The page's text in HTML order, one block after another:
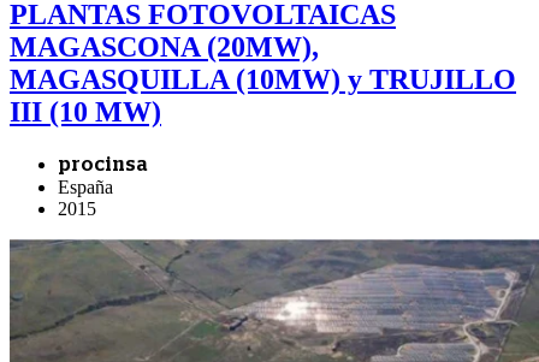
PLANTAS FOTOVOLTAICAS
MAGASCONA (20MW),
MAGASQUILLA (10MW) y TRUJILLO
III (10 MW)
procinsa
España
2015